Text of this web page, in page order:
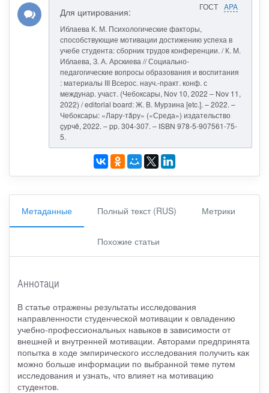
ГОСТ APA
Для цитирования:
Иблаева К. М. Психологические факторы,
способствующие мотивации достижению успеха в
учебе студента: сборник трудов конференции. / К. М.
Иблаева, З. А. Арскиева // Социально-
педагогические вопросы образования и воспитания
: материалы III Всерос. науч.-практ. конф. с
междунар. участ. (Чебоксары, Nov 10, 2022 – Nov 11,
2022) / editorial board: Ж. В. Мурзина [etc.]. – 2022. –
Чебоксары: «Лару-тăру» («Среда») издательство
çурчě, 2022. – pp. 304-307. – ISBN 978-5-907561-75-
5.
Метаданные Полный текст (RUS) Метрики
Похожие статьи
Аннотаци
В статье отражены результаты исследования
направленности студенческой мотивации к овладению
учебно-профессиональных навыков в зависимости от
внешней и внутренней мотивации. Авторами предпринята
попытка в ходе эмпирического исследования получить как
можно больше информации по выбранной теме путем
исследования и узнать, что влияет на мотивацию
студентов.